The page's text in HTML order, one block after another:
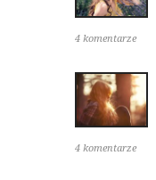
4 komentarze
4 komentarze